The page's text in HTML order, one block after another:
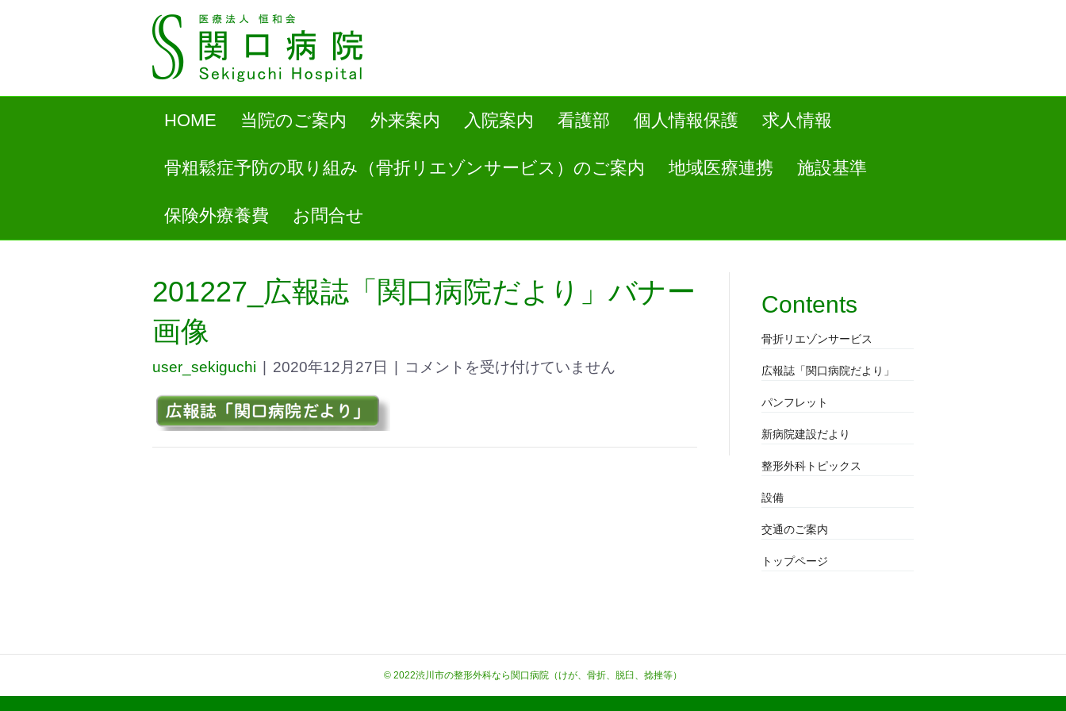
HOME 当院のご案内 外来案内 入院案内 看護部 個人情報保護 求人情報
骨粗鬆症予防の取り組み（骨折リエゾンサービス）のご案内 地域医療連携 施設基準
保険外療養費 お問合せ
201227_広報誌「関口病院だより」バナー
画像
user_sekiguchi 2020年12月27日 コメントを受け付けていません
Contents
骨折リエゾンサービス
広報誌「関口病院だより」
パンフレット
新病院建設だより
整形外科トピックス
設備
交通のご案内
トップページ
© 2022渋川市の整形外科なら関口病院（けが、骨折、脱臼、捻挫等）